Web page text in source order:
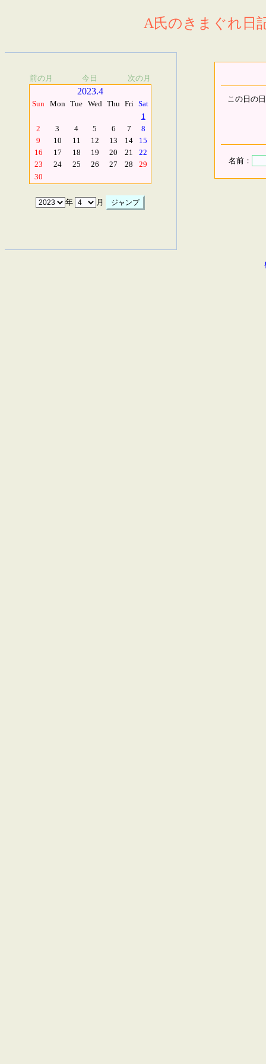
A氏のきまぐれ日
前の月 今日 次の月
2023.4
Sun Mon Tue Wed Thu Fri Sat
1
2
3 4 5 6 7
8
9
10 11 12 13 14
15
16
17 18 19 20 21
22
23
24 25 26 27 28
29
30
年 月
この日の
名前：